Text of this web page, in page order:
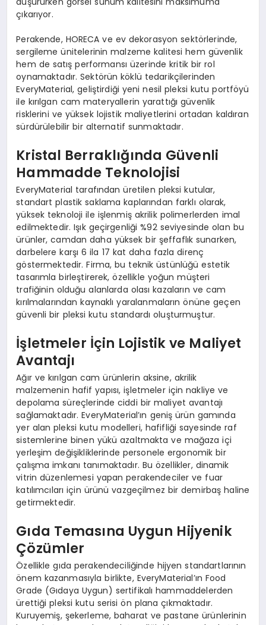
çıkarıyor.
Perakende, HORECA ve ev dekorasyon sektörlerinde,
sergileme ünitelerinin malzeme kalitesi hem güvenlik
hem de satış performansı üzerinde kritik bir rol
oynamaktadır. Sektörün köklü tedarikçilerinden
EveryMaterial, geliştirdiği yeni nesil pleksi kutu portföyü
ile kırılgan cam materyallerin yarattığı güvenlik
risklerini ve yüksek lojistik maliyetlerini ortadan kaldıran
sürdürülebilir bir alternatif sunmaktadır.
Kristal Berraklığında Güvenli
Hammadde Teknolojisi
EveryMaterial tarafından üretilen pleksi kutular,
standart plastik saklama kaplarından farklı olarak,
yüksek teknoloji ile işlenmiş akrilik polimerlerden imal
edilmektedir. Işık geçirgenliği %92 seviyesinde olan bu
ürünler, camdan daha yüksek bir şeffaflık sunarken,
darbelere karşı 6 ila 17 kat daha fazla direnç
göstermektedir. Firma, bu teknik üstünlüğü estetik
tasarımla birleştirerek, özellikle yoğun müşteri
trafiğinin olduğu alanlarda olası kazaların ve cam
kırılmalarından kaynaklı yaralanmaların önüne geçen
güvenli bir pleksi kutu standardı oluşturmuştur.
İşletmeler İçin Lojistik ve Maliyet
Avantajı
Ağır ve kırılgan cam ürünlerin aksine, akrilik
malzemenin hafif yapısı, işletmeler için nakliye ve
depolama süreçlerinde ciddi bir maliyet avantajı
sağlamaktadır. EveryMaterial’ın geniş ürün gamında
yer alan pleksi kutu modelleri, hafifliği sayesinde raf
sistemlerine binen yükü azaltmakta ve mağaza içi
yerleşim değişikliklerinde personele ergonomik bir
çalışma imkanı tanımaktadır. Bu özellikler, dinamik
vitrin düzenlemesi yapan perakendeciler ve fuar
katılımcıları için ürünü vazgeçilmez bir demirbaş haline
getirmektedir.
Gıda Temasına Uygun Hijyenik
Çözümler
Özellikle gıda perakendeciliğinde hijyen standartlarının
önem kazanmasıyla birlikte, EveryMaterial’ın Food
Grade (Gıdaya Uygun) sertifikalı hammaddelerden
ürettiği pleksi kutu serisi ön plana çıkmaktadır.
Kuruyemiş, şekerleme, baharat ve pastane ürünlerinin